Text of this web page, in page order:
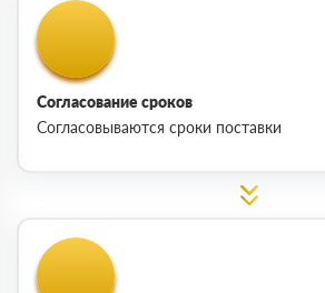
Согласование сроков
Согласовываются сроки поставки